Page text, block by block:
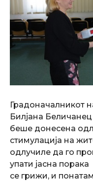
Градоначалникот
Билјана
беше донесена
стимулација на
одлучиле да го
упати јасна
се грижи, и